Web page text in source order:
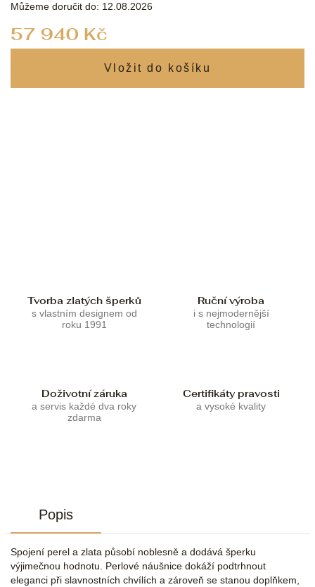
57 940 Kč
Můžeme doručit do: 12.08.2026
Tvorba zlatých šperků
s vlastním designem od
roku 1991
Ruční výroba
i s nejmodernější
technologií
Doživotní záruka
a servis každé dva roky
zdarma
Certifikáty pravosti
a vysoké kvality
Popis
Spojení perel a zlata působí noblesně a dodává šperku
výjimečnou hodnotu. Perlové náušnice dokáží podtrhnout
eleganci při slavnostních chvílích a zároveň se stanou doplňkem,